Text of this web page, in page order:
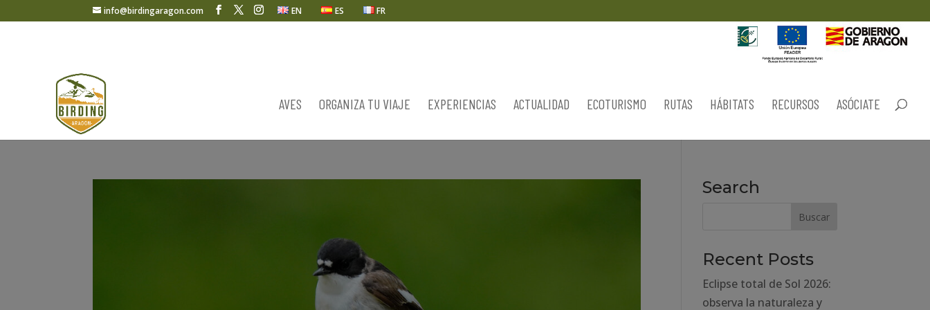
info@birdingaragon.com EN ES FR
AVES ORGANIZA TU VIAJE EXPERIENCIAS ACTUALIDAD ECOTURISMO RUTAS HÁBITATS RECURSOS ASÓCIATE
Search
Recent Posts
Eclipse total de Sol 2026:
observa la naturaleza y